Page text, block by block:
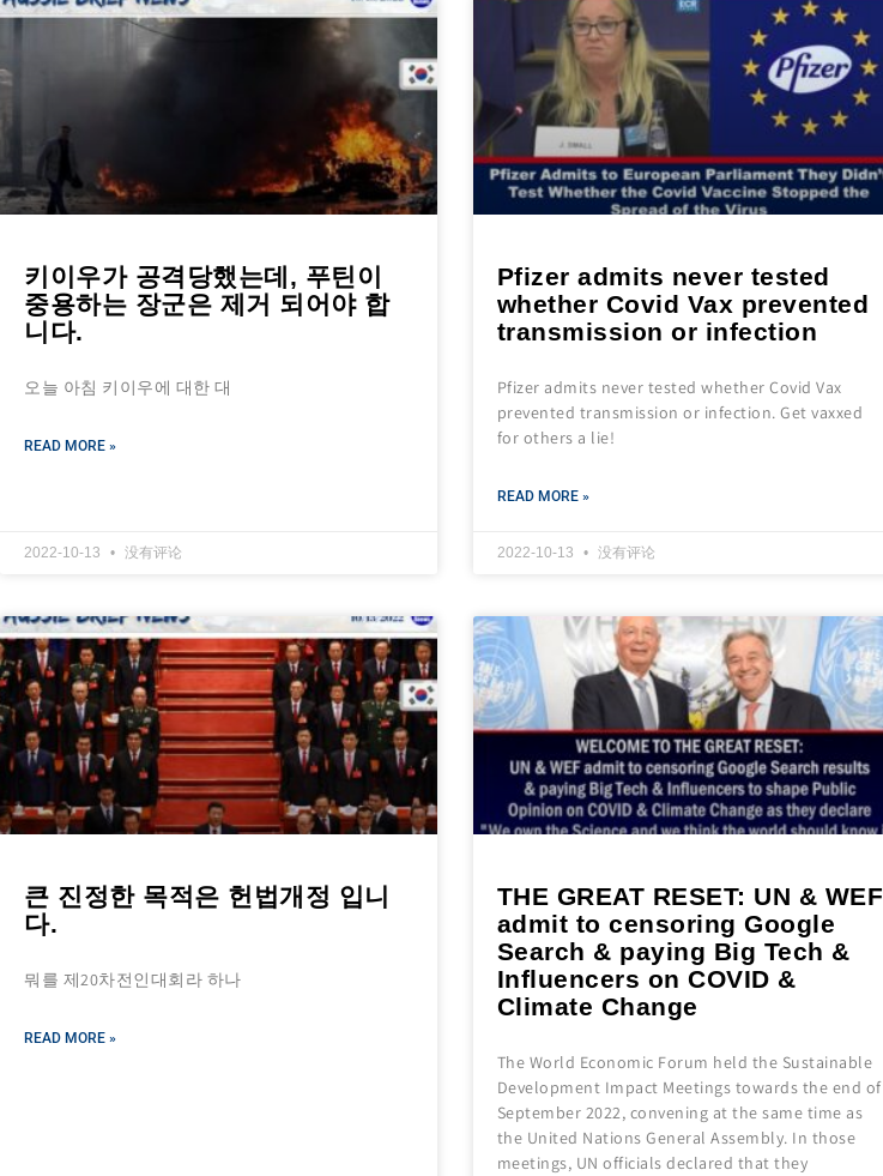
키이우가 공격당했는데, 푸틴이
중용하는 장군은 제거 되어야 합
니다.
오늘 아침 키이우에 대한 대
READ MORE »
2022-10-13 没有评论
Pfizer admits never tested
whether Covid Vax prevented
transmission or infection
Pfizer admits never tested whether Covid Vax
prevented transmission or infection. Get vaxxed
for others a lie!
READ MORE »
2022-10-13 没有评论
큰 진정한 목적은 헌법개정 입니
다.
뭐를 제20차전인대회라 하나
READ MORE »
THE GREAT RESET: UN & WEF
admit to censoring Google
Search & paying Big Tech &
Influencers on COVID &
Climate Change
The World Economic Forum held the Sustainable
Development Impact Meetings towards the end of
September 2022, convening at the same time as
the United Nations General Assembly. In those
meetings, UN officials declared that they